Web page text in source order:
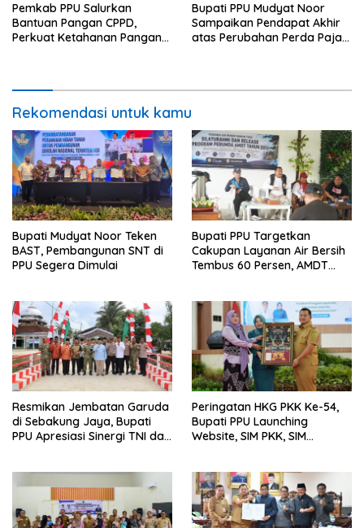
Pemkab PPU Salurkan
Bantuan Pangan CPPD,
Perkuat Ketahanan Pangan
Bupati PPU Mudyat Noor
Sampaikan Pendapat Akhir
atas Perubahan Perda Pajak
Rekomendasi untuk kamu
Bupati Mudyat Noor Teken
BAST, Pembangunan SNT di
PPU Segera Dimulai
Bupati PPU Targetkan
Cakupan Layanan Air Bersih
Tembus 60 Persen, AMDT
Resmikan Jembatan Garuda
di Sebakung Jaya, Bupati
PPU Apresiasi Sinergi TNI dan
Peringatan HKG PKK Ke-54,
Bupati PPU Launching
Website, SIM PKK, SIM